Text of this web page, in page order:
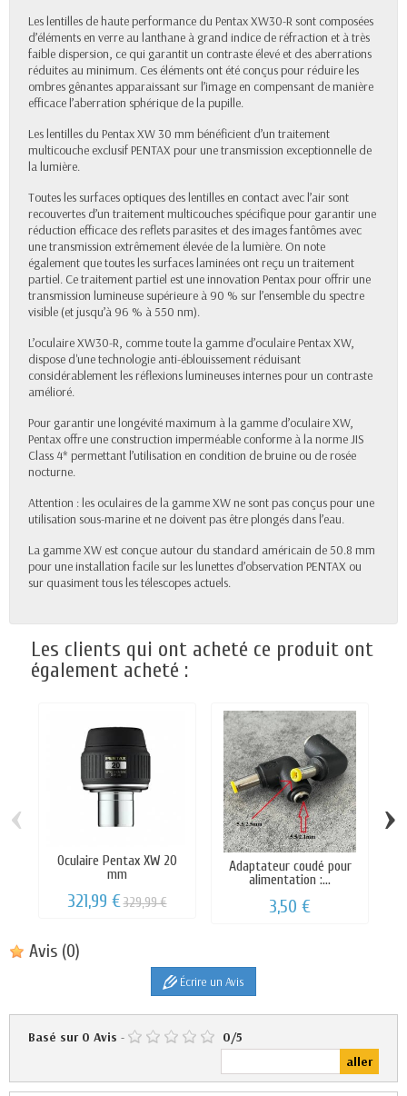
Les lentilles de haute performance du Pentax XW30-R sont composées
d’éléments en verre au lanthane à grand indice de réfraction et à très
faible dispersion, ce qui garantit un contraste élevé et des aberrations
réduites au minimum. Ces éléments ont été conçus pour réduire les
ombres gênantes apparaissant sur l’image en compensant de manière
efficace l’aberration sphérique de la pupille.
Les lentilles du Pentax XW 30 mm bénéficient d’un traitement
multicouche exclusif PENTAX pour une transmission exceptionnelle de
la lumière.
Toutes les surfaces optiques des lentilles en contact avec l’air sont
recouvertes d’un traitement multicouches spécifique pour garantir une
réduction efficace des reflets parasites et des images fantômes avec
une transmission extrêmement élevée de la lumière. On note
également que toutes les surfaces laminées ont reçu un traitement
partiel. Ce traitement partiel est une innovation Pentax pour offrir une
transmission lumineuse supérieure à 90 % sur l’ensemble du spectre
visible (et jusqu’à 96 % à 550 nm).
L’oculaire XW30-R, comme toute la gamme d’oculaire Pentax XW,
dispose d'une technologie anti-éblouissement réduisant
considérablement les réflexions lumineuses internes pour un contraste
amélioré.
Pour garantir une longévité maximum à la gamme d’oculaire XW,
Pentax offre une construction imperméable conforme à la norme JIS
Class 4* permettant l’utilisation en condition de bruine ou de rosée
nocturne.
Attention : les oculaires de la gamme XW ne sont pas conçus pour une
utilisation sous-marine et ne doivent pas être plongés dans l’eau.
La gamme XW est conçue autour du standard américain de 50.8 mm
pour une installation facile sur les lunettes d’observation PENTAX ou
sur quasiment tous les télescopes actuels.
Les clients qui ont acheté ce produit ont
également acheté :
Oculaire Pentax XW 20
mm
321,99 €329,99 €
Adaptateur coudé pour
alimentation :...
3,50 €
‹ ›
Avis (0)
Écrire un Avis
Basé sur 0 Avis - 0/5